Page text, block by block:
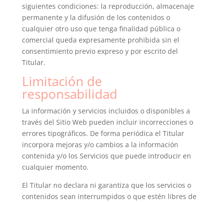
siguientes condiciones: la reproducción, almacenaje
permanente y la difusión de los contenidos o
cualquier otro uso que tenga finalidad pública o
comercial queda expresamente prohibida sin el
consentimiento previo expreso y por escrito del
Titular.
Limitación de
responsabilidad
La información y servicios incluidos o disponibles a
través del Sitio Web pueden incluir incorrecciones o
errores tipográficos. De forma periódica el Titular
incorpora mejoras y/o cambios a la información
contenida y/o los Servicios que puede introducir en
cualquier momento.
El Titular no declara ni garantiza que los servicios o
contenidos sean interrumpidos o que estén libres de